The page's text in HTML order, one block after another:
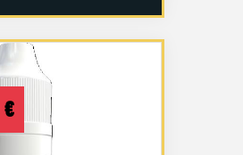
€
Plage
de